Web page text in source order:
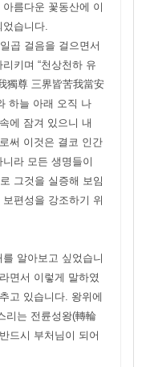
름다운 꽃동산에 이
습니다.
곱 걸음을 걸으면서
키며 “천상천하 유
獨尊 三界皆苦我當安
하늘 아래 오직 나
에 잠겨 있으니 내
써 이것은 결코 인간
라 모든 생명들이
그것을 실증해 보임
편성을 강조하기 위
알아보고 싶었습니
면서 이렇게 말하였
고 있습니다. 왕위에
리는 전륜성왕(轉輪
드시 부처님이 되어